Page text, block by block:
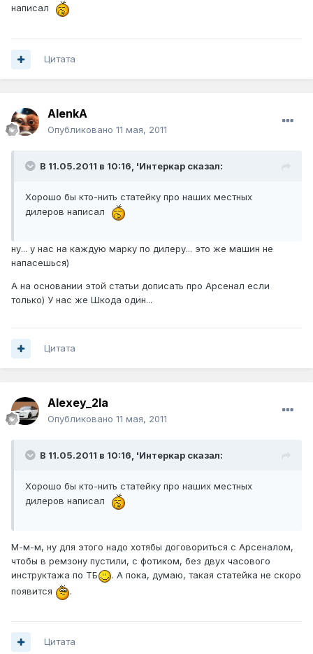
написал
Цитата
AlenkA
Опубликовано 11 мая, 2011
В 11.05.2011 в 10:16, 'Интеркар сказал:
Хорошо бы кто-нить статейку про наших местных
дилеров написал
ну... у нас на каждую марку по дилеру... это же машин не
напасешься)
А на основании этой статьи дописать про Арсенал если
только) У нас же Шкода один...
Цитата
Alexey_2la
Опубликовано 11 мая, 2011
В 11.05.2011 в 10:16, 'Интеркар сказал:
Хорошо бы кто-нить статейку про наших местных
дилеров написал
М-м-м, ну для этого надо хотябы договориться с Арсеналом,
чтобы в ремзону пустили, с фотиком, без двух часового
инструктажа по ТБ
. А пока, думаю, такая статейка не скоро
появится
.
Цитата